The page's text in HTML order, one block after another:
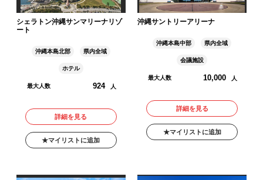
シェラトン沖縄サンマリーナリゾ
ート
沖縄本島北部 県内全域
ホテル
最大人数 924 人
詳細を見る
マイリストに追加
沖縄サントリーアリーナ
沖縄本島中部 県内全域
会議施設
最大人数 10,000 人
詳細を見る
マイリストに追加